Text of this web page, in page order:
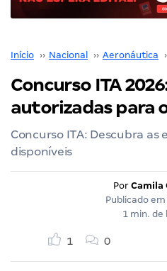
Início ›› Nacional ›› Aeronáutica
Concurso ITA
autorizadas para
Concurso ITA: Descubra as
disponíveis
Por Camila
Publicado em
1 min. de
1 0